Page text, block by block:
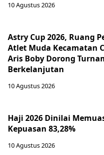
10 Agustus 2026
Astry Cup 2026, Ruang
Atlet Muda Kecamatan
Aris Boby Dorong
Berkelanjutan
10 Agustus 2026
Haji 2026 Dinilai
Kepuasan 83,28%
10 Agustus 2026